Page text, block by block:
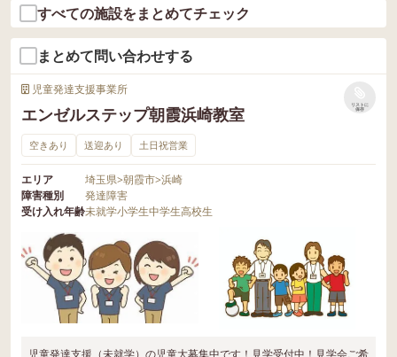
すべての施設をまとめてチェック
まとめて問い合わせする
児童発達支援事業所
エンゼルステップ朝霞浜崎教室
リストに
保存
空きあり 送迎あり 土日祝営業
エリア 埼玉県>朝霞市>浜崎
障害種別
発達障害
受け入れ年齢未就学小学生中学生高校生
児童発達支援（未就学）の児童大募集中です！見学受付中！見学会ご希